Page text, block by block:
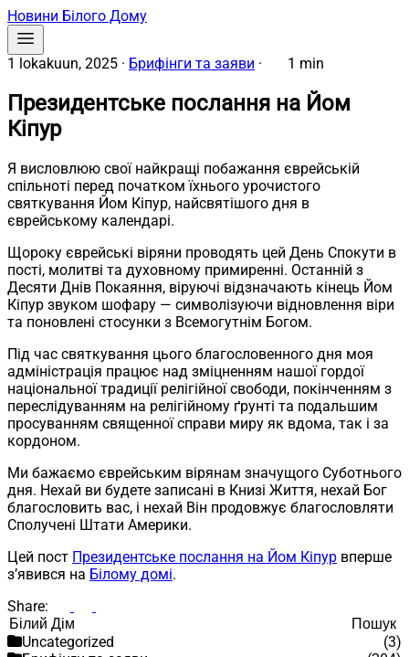
Новини Білого Дому
1 lokakuun, 2025 · Брифінги та заяви · 1 min
Президентське послання на Йом
Кіпур
Я висловлюю свої найкращі побажання єврейській
спільноті перед початком їхнього урочистого
святкування Йом Кіпур, найсвятішого дня в
єврейському календарі.
Щороку єврейські віряни проводять цей День Спокути в
пості, молитві та духовному примиренні. Останній з
Десяти Днів Покаяння, віруючі відзначають кінець Йом
Кіпур звуком шофару — символізуючи відновлення віри
та поновлені стосунки з Всемогутнім Богом.
Під час святкування цього благословенного дня моя
адміністрація працює над зміцненням нашої гордої
національної традиції релігійної свободи, покінченням з
переслідуванням на релігійному ґрунті та подальшим
просуванням священної справи миру як вдома, так і за
кордоном.
Ми бажаємо єврейським вірянам значущого Суботнього
дня. Нехай ви будете записані в Книзі Життя, нехай Бог
благословить вас, і нехай Він продовжує благословляти
Сполучені Штати Америки.
Цей пост Президентське послання на Йом Кіпур вперше
з’явився на Білому домі.
Share:
Пошук
Пошук
Uncategorized
(3)